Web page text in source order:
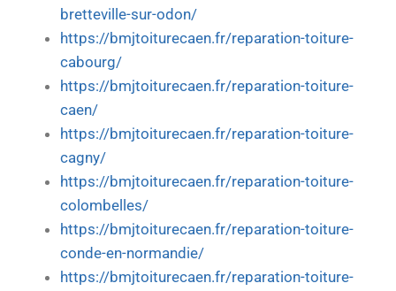
bretteville-sur-odon/
https://bmjtoiturecaen.fr/reparation-toiture-
cabourg/
https://bmjtoiturecaen.fr/reparation-toiture-
caen/
https://bmjtoiturecaen.fr/reparation-toiture-
cagny/
https://bmjtoiturecaen.fr/reparation-toiture-
colombelles/
https://bmjtoiturecaen.fr/reparation-toiture-
conde-en-normandie/
https://bmjtoiturecaen.fr/reparation-toiture-